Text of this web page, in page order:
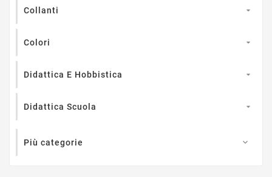
Collanti 
Colori 
Didattica E Hobbistica 
Didattica Scuola 
Più categorie 